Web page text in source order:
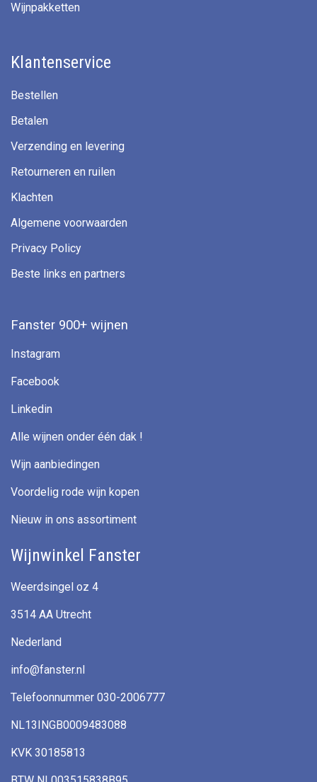
Wijnpakketten
Klantenservice
Bestellen
Betalen
Verzending en levering
Retourneren en ruilen
Klachten
Algemene voorwaarden
Privacy Policy
Beste links en partners
Fanster 900+ wijnen
Instagram
Facebook
Linkedin
Alle wijnen onder één dak !
Wijn aanbiedingen
Voordelig rode wijn kopen
Nieuw in ons assortiment
Wijnwinkel Fanster
Weerdsingel oz 4
3514 AA Utrecht
Nederland
info@fanster.nl
Telefoonnummer 030-2006777
NL13INGB0009483088
KVK 30185813